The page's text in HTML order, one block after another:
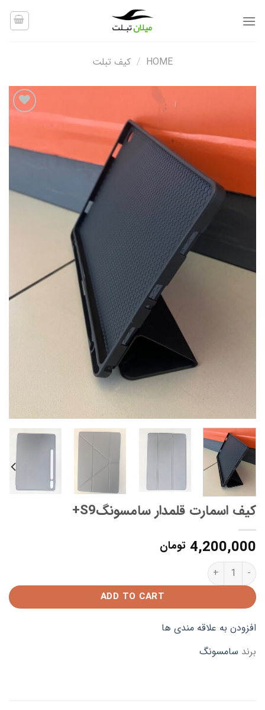
HOME
/ کیف تبلت
علاقه
مندی
کیف اسمارت قلمدار سامسونگS9+
4,200,000 تومان
کیف اسمارت قلمدار سامسونگS9+ quantity
ADD TO CART
افزودن به علاقه مندی ها
برند سامسونگ